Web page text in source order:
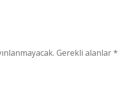
Gerekli alanlar*